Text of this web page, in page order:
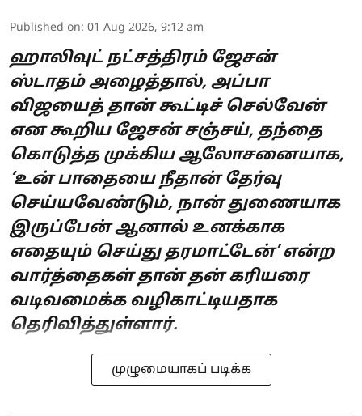
Published on: 01 Aug 2026, 9:12 am
ஹாலிவுட் நட்சத்திரம் ஜேசன்
ஸ்டாதம் அழைத்தால், அப்பா
விஜயைத் தான் கூட்டிச் செல்வேன்
என கூறிய ஜேசன் சஞ்சய், தந்தை
கொடுத்த முக்கிய ஆலோசனையாக,
‘உன் பாதையை நீதான் தேர்வு
செய்யவேண்டும், நான் துணையாக
இருப்பேன் ஆனால் உனக்காக
எதையும் செய்து தரமாட்டேன்’ என்ற
வார்த்தைகள் தான் தன் கரியரை
வடிவமைக்க வழிகாட்டியதாக
தெரிவித்துள்ளார்.
முழுமையாகப் படிக்க